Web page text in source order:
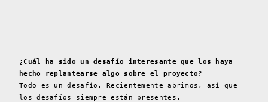
¿Cuál ha sido un desafío interesante que los haya
hecho replantearse algo sobre el proyecto?
Todo es un desafío. Recientemente abrimos, así que
los desafíos siempre están presentes.